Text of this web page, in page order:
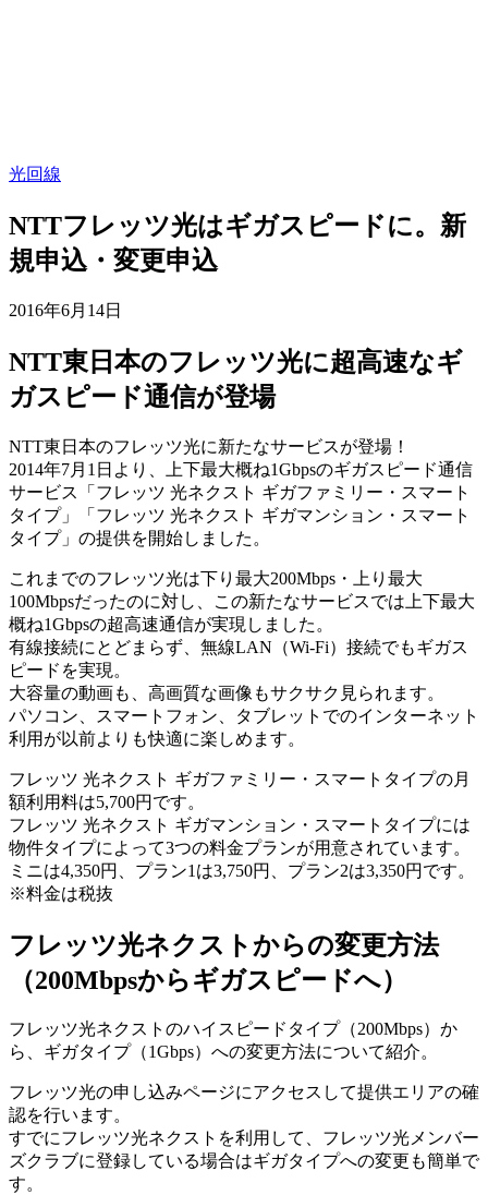
光回線
NTTフレッツ光はギガスピードに。新
規申込・変更申込
2016年6月14日
NTT東日本のフレッツ光に超高速なギ
ガスピード通信が登場
NTT東日本のフレッツ光に新たなサービスが登場！
2014年7月1日より、上下最大概ね1Gbpsのギガスピード通信
サービス「フレッツ 光ネクスト ギガファミリー・スマート
タイプ」「フレッツ 光ネクスト ギガマンション・スマート
タイプ」の提供を開始しました。
これまでのフレッツ光は下り最大200Mbps・上り最大
100Mbpsだったのに対し、この新たなサービスでは上下最大
概ね1Gbpsの超高速通信が実現しました。
有線接続にとどまらず、無線LAN（Wi-Fi）接続でもギガス
ピードを実現。
大容量の動画も、高画質な画像もサクサク見られます。
パソコン、スマートフォン、タブレットでのインターネット
利用が以前よりも快適に楽しめます。
フレッツ 光ネクスト ギガファミリー・スマートタイプの月
額利用料は5,700円です。
フレッツ 光ネクスト ギガマンション・スマートタイプには
物件タイプによって3つの料金プランが用意されています。
ミニは4,350円、プラン1は3,750円、プラン2は3,350円です。
※料金は税抜
フレッツ光ネクストからの変更方法
（200Mbpsからギガスピードへ）
フレッツ光ネクストのハイスピードタイプ（200Mbps）か
ら、ギガタイプ（1Gbps）への変更方法について紹介。
フレッツ光の申し込みページにアクセスして提供エリアの確
認を行います。
すでにフレッツ光ネクストを利用して、フレッツ光メンバー
ズクラブに登録している場合はギガタイプへの変更も簡単で
す。